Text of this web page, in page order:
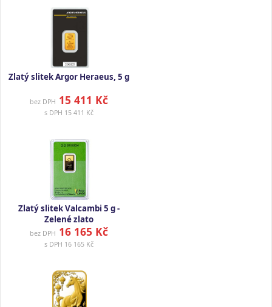
Zlatý slitek Argor Heraeus, 5 g
bez DPH 15 411 Kč
s DPH 15 411 Kč
Zlatý slitek Valcambi 5 g -
Zelené zlato
bez DPH 16 165 Kč
s DPH 16 165 Kč